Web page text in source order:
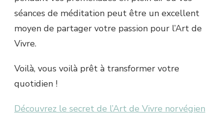
séances de méditation peut être un excellent
moyen de partager votre passion pour l’Art de
Vivre.
Voilà, vous voilà prêt à transformer votre
quotidien !
Découvrez le secret de l’Art de Vivre norvégien